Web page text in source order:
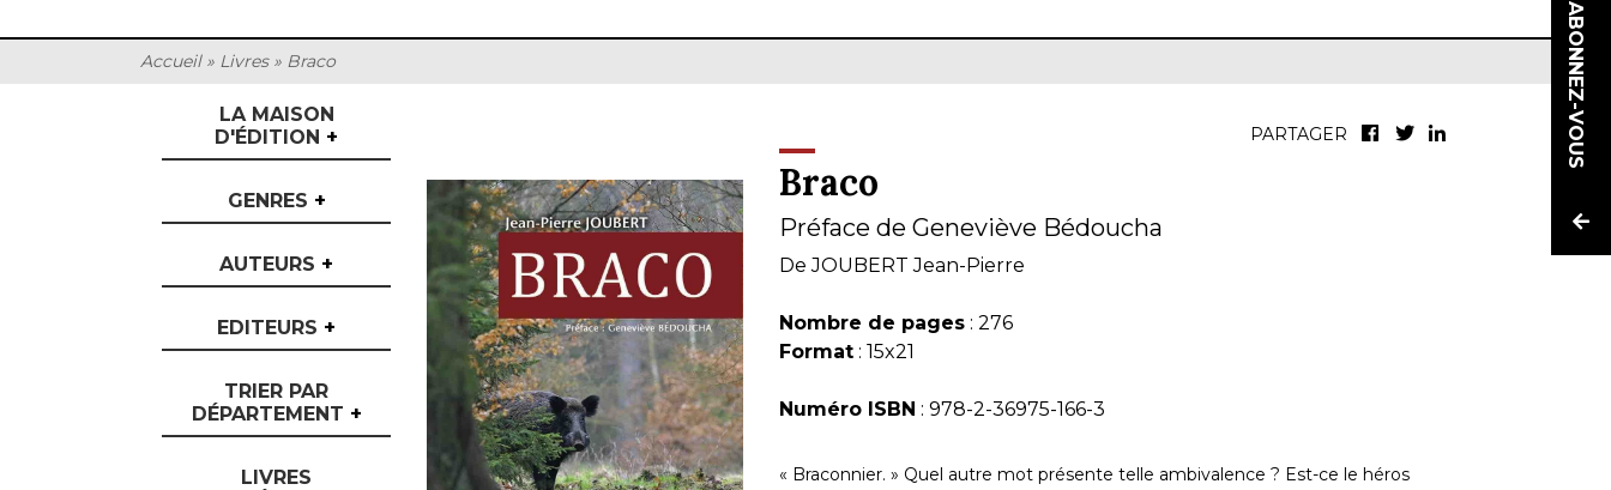
Accueil» Livres» Braco ABONNEZ-VOUS
LA MAISON
D'ÉDITION +
GENRES +
AUTEURS +
EDITEURS +
TRIER PAR
DÉPARTEMENT +
LIVRES
Braco
Préface de Geneviève Bédoucha
DeJOUBERT Jean-Pierre
Nombre de pages : 276
Format : 15x21
Numéro ISBN : 978-2-36975-166-3
PARTAGER
« Braconnier. » Quel autre mot présente telle ambivalence ? Est-ce le héros